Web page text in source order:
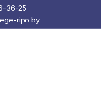
36-25
ripo.by